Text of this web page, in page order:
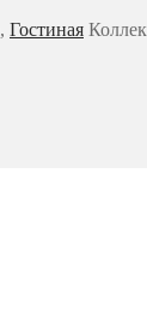
, Гостиная